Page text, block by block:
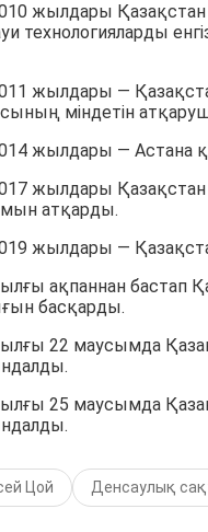
жылдары
технологияларды
жылдары —
міндетін
жылдары — Астана
жылдары
атқарды.
жылдары —
ақпаннан бастап
басқарды.
22 маусымда
25 маусымда
Цой Денсаулық